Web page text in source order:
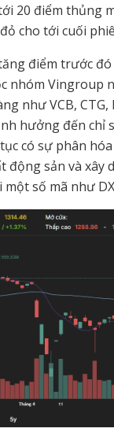
20 điểm thủng
cho tới cuối
điểm trước
nhóm Vingroup
như VCB,
hưởng đến chỉ
có sự phân
động sản và xây
số mã như